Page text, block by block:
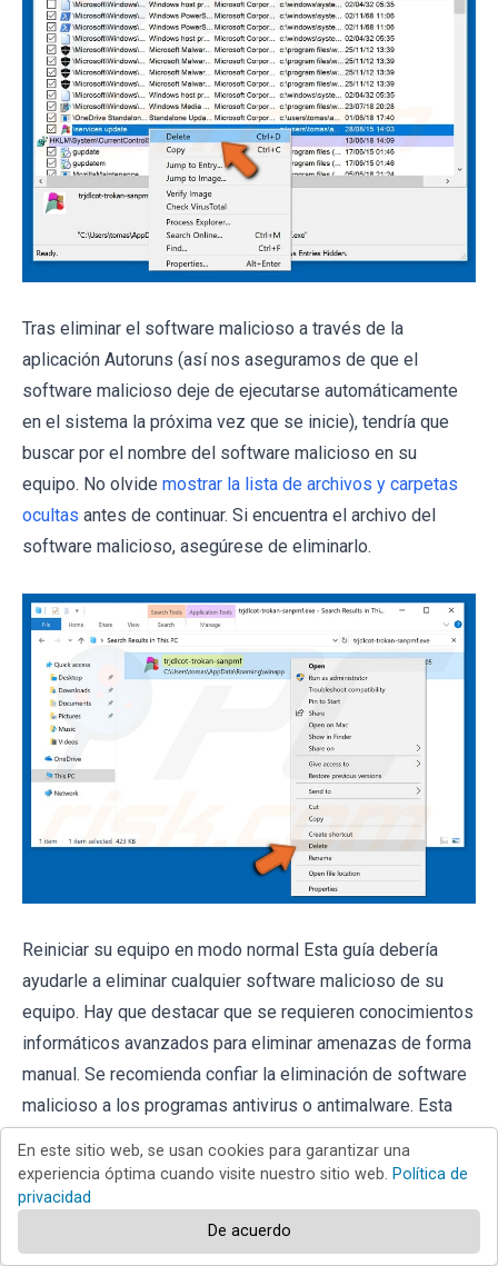
Tras eliminar el software malicioso a través de la
aplicación Autoruns (así nos aseguramos de que el
software malicioso deje de ejecutarse automáticamente
en el sistema la próxima vez que se inicie), tendría que
buscar por el nombre del software malicioso en su
equipo. No olvide mostrar la lista de archivos y carpetas
ocultas antes de continuar. Si encuentra el archivo del
software malicioso, asegúrese de eliminarlo.
Reiniciar su equipo en modo normal Esta guía debería
ayudarle a eliminar cualquier software malicioso de su
equipo. Hay que destacar que se requieren conocimientos
informáticos avanzados para eliminar amenazas de forma
manual. Se recomienda confiar la eliminación de software
malicioso a los programas antivirus o antimalware. Esta
infección avanzada de software malicioso. Como de
costumbre, lo ideal es prevenir la infección en vez de
probar a eliminar el software malicioso luego. Para
mantener seguro su equipo, asegúrese de instalar las
En este sitio web, se usan cookies para garantizar una
experiencia óptima cuando visite nuestro sitio web. Política de
privacidad
De acuerdo